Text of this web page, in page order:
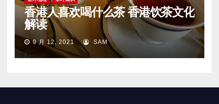
香港人喜欢喝什么茶 香港饮茶文化
解读
9 月 12, 2021 SAM